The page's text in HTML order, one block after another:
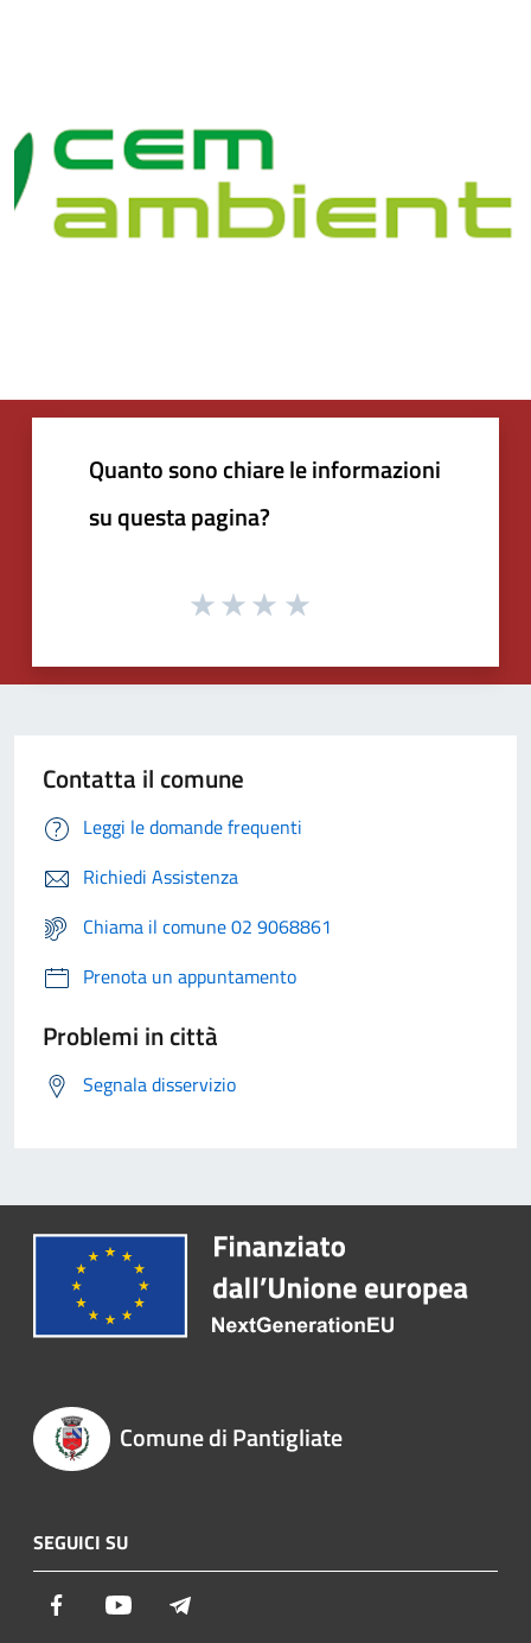
Quanto sono chiare le informazioni
su questa pagina?
Contatta il comune
Leggi le domande frequenti
Richiedi Assistenza
Chiama il comune 02 9068861
Prenota un appuntamento
Problemi in città
Segnala disservizio
Comune di Pantigliate
SEGUICI SU
Facebook Youtube